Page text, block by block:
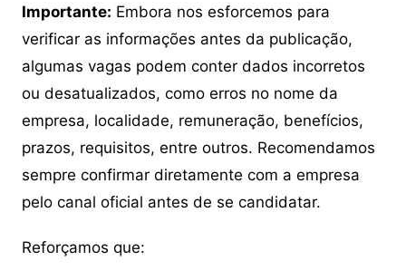
Importante: Embora nos esforcemos para
verificar as informações antes da publicação,
algumas vagas podem conter dados incorretos
ou desatualizados, como erros no nome da
empresa, localidade, remuneração, benefícios,
prazos, requisitos, entre outros. Recomendamos
sempre confirmar diretamente com a empresa
pelo canal oficial antes de se candidatar.
Reforçamos que: